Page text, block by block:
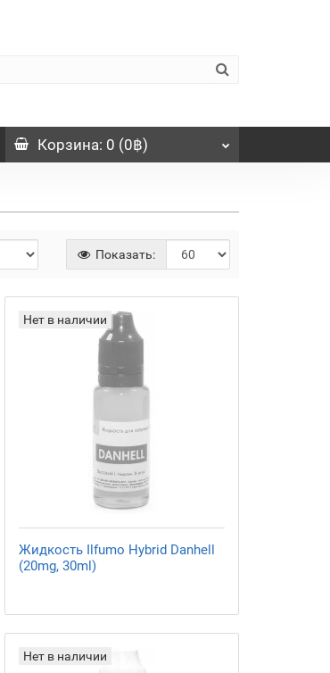
Корзина: 0 (0฿)
Показать:
Нет в наличии
Жидкость Ilfumo Hybrid Danhell
(20mg, 30ml)
Нет в наличии